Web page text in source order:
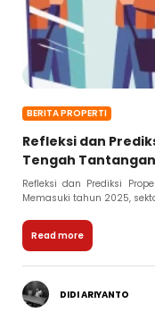
BERITA PROPERTI
Refleksi dan
Tengah Tantangan
Refleksi dan Prediksi
Memasuki tahun 2025,
Read more
DIDI ARIYANTO